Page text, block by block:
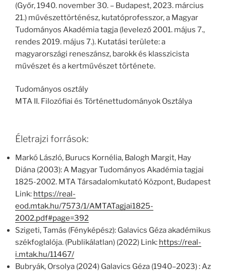
(Győr, 1940. november 30. – Budapest, 2023. március
21.) művészettörténész, kutatóprofesszor, a Magyar
Tudományos Akadémia tagja (levelező 2001. május 7.,
rendes 2019. május 7.). Kutatási területe: a
magyarországi reneszánsz, barokk és klasszicista
művészet és a kertművészet története.
Tudományos osztály
MTA II. Filozófiai és Történettudományok Osztálya
Életrajzi források:
Markó László, Burucs Kornélia, Balogh Margit, Hay
Diána (2003): A Magyar Tudományos Akadémia tagjai
1825-2002. MTA Társadalomkutató Központ, Budapest
Link: https://real-
eod.mtak.hu/7573/1/AMTATagjai1825-
2002.pdf#page=392
Szigeti, Tamás (Fényképész): Galavics Géza akadémikus
székfoglalója. (Publikálatlan) (2022) Link: https://real-
i.mtak.hu/11467/
Bubryák, Orsolya (2024) Galavics Géza (1940–2023) : Az